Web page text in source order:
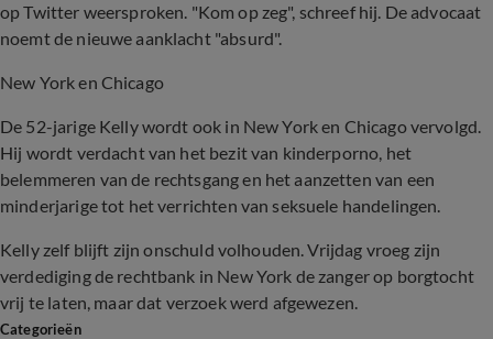
op Twitter weersproken. "Kom op zeg", schreef hij. De advocaat
noemt de nieuwe aanklacht "absurd".
New York en Chicago
De 52-jarige Kelly wordt ook in New York en Chicago vervolgd.
Hij wordt verdacht van het bezit van kinderporno, het
belemmeren van de rechtsgang en het aanzetten van een
minderjarige tot het verrichten van seksuele handelingen.
Kelly zelf blijft zijn onschuld volhouden. Vrijdag vroeg zijn
verdediging de rechtbank in New York de zanger op borgtocht
vrij te laten, maar dat verzoek werd afgewezen.
Categorieën